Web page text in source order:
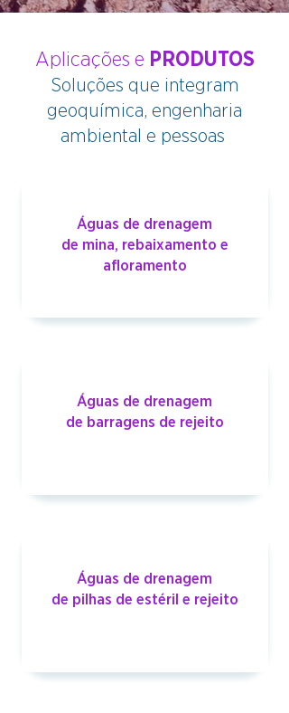
Aplicações e PRODUTOS
Soluções que integram
geoquímica, engenharia
ambiental e pessoas
Águas de drenagem
de mina, rebaixamento e
afloramento
Águas de drenagem
de barragens de rejeito
Águas de drenagem
de pilhas de estéril e rejeito